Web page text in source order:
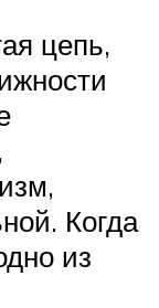
цепь,
Когда
из